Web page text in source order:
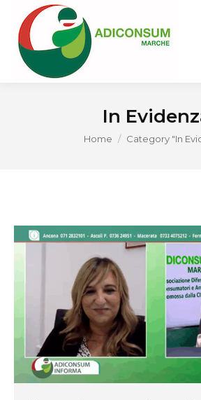
In
You are here:
Home Category "In